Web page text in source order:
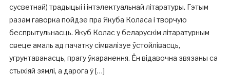
сусветнай) традыцыі і інтэлектуальнай літаратуры. Гэтым
разам гаворка пойдзе пра Якуба Коласа і творчую
беспрытульнасць. Якуб Колас у беларускім літаратурным
свеце амаль ад пачатку сімвалізуе ўстойлівасць,
угрунтаванасць, прагу ўкаранення. Ён відавочна звязаны са
стыхіяй зямлі, а дарога ў […]